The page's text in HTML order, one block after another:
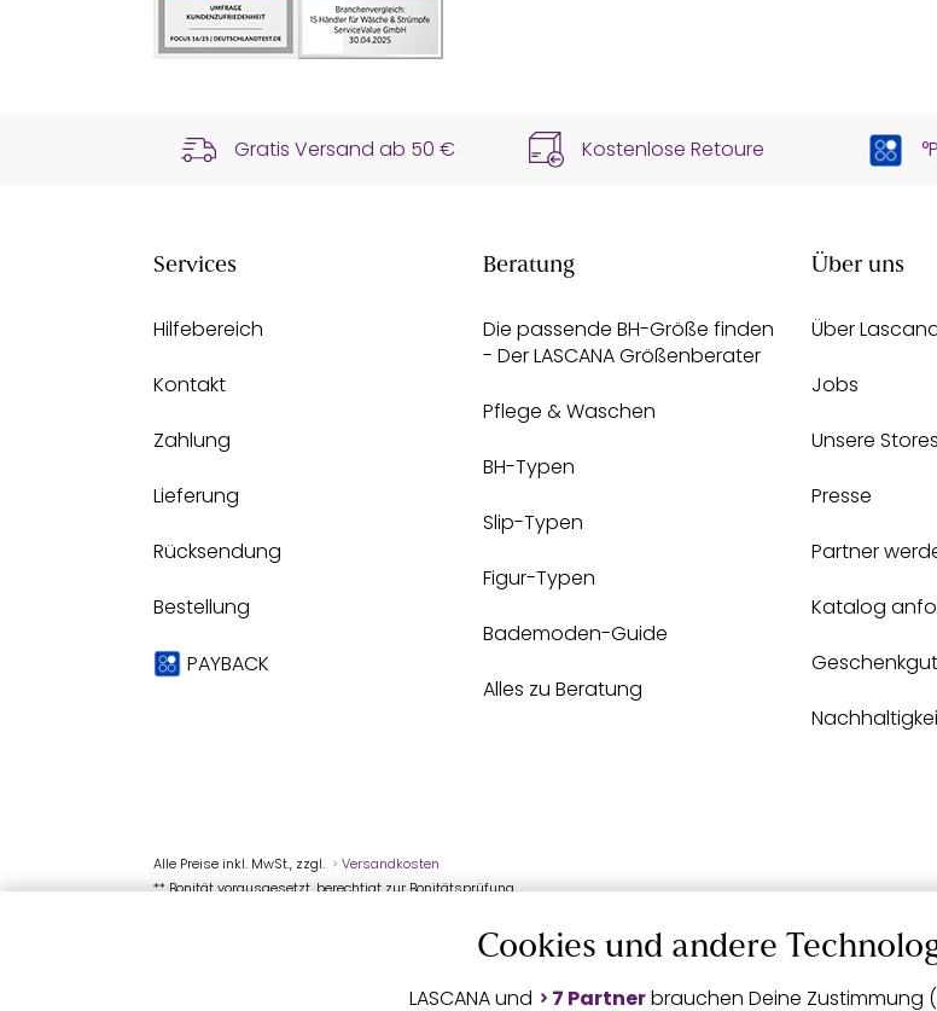
Gratis Versand ab 50 € Kostenlose Retoure
Services
Hilfebereich
Kontakt
Zahlung
Lieferung
Rücksendung
Bestellung
PAYBACK
Beratung
Die passende BH-Größe finden
- Der LASCANA Größenberater
Pflege & Waschen
BH-Typen
Slip-Typen
Figur-Typen
Bademoden-Guide
Alles zu Beratung
Über uns
Über
Jobs
Unsere Stores
Presse
Partner
Katalog
Alle Preise inkl. MwSt., zzgl.
Versandkosten
** Bonität vorausgesetzt, berechtigt zur Bonitätsprüfung
Cookies und andere
LASCANA und 7 Partnerbrauchen Deine Zustimmung